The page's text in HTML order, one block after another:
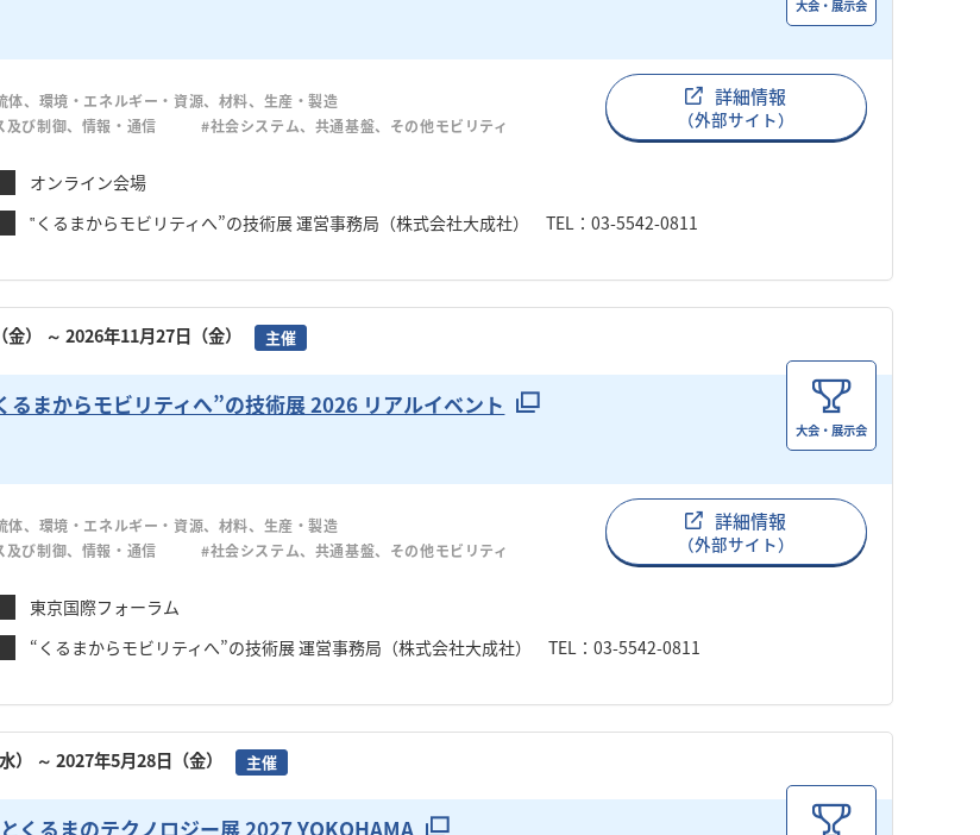
大会・展示会
体、環境・エネルギー・資源、材料、生産・製造
及び制御、情報・通信
#社会システム、共通基盤、その他モビリティ
詳細情報
（外部サイト）
オンライン会場
‟くるまからモビリティへ”の技術展 運営事務局（株式会社大成社） TEL：03-5542-0811
） ～ 2026年11月27日（金） 主催
るまからモビリティへ”の技術展 2026 リアルイベント
大会・展示会
体、環境・エネルギー・資源、材料、生産・製造
及び制御、情報・通信
#社会システム、共通基盤、その他モビリティ
詳細情報
（外部サイト）
東京国際フォーラム
“くるまからモビリティへ”の技術展 運営事務局（株式会社大成社） TEL：03-5542-0811
） ～ 2027年5月28日（金） 主催
くるまのテクノロジー展 2027 YOKOHAMA